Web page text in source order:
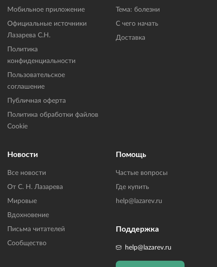
Мобильное приложение
Официальные источники
Лазарева С.Н.
Политика
конфиденциальности
Пользовательское
соглашение
Публичная оферта
Политика обработки файлов
Cookie
Тема: болезни
С чего начать
Доставка
Новости
Все новости
От С. Н. Лазарева
Мировые
Вдохновение
Письма читателей
Сообщество
Помощь
Частые вопросы
Где купить
help@lazarev.ru
Поддержка
help@lazarev.ru